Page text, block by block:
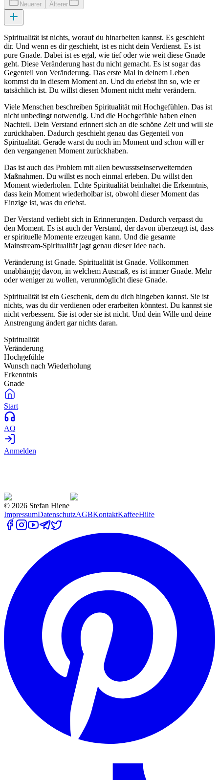
Neuerer Älterer
Spiritualität ist nichts, worauf du hinarbeiten kannst. Es geschieht
dir. Und wenn es dir geschieht, ist es nicht dein Verdienst. Es ist
pure Gnade. Dabei ist es egal, wie tief oder wie weit diese Gnade
geht. Diese Veränderung hast du nicht gemacht. Es ist sogar das
Gegenteil von Veränderung. Das erste Mal in deinem Leben
kommst du in diesem Moment an. Und du erlebst ihn so, wie er
tatsächlich ist. Du willst diesen Moment nicht mehr verändern.
Viele Menschen beschreiben Spiritualität mit Hochgefühlen. Das ist
nicht unbedingt notwendig. Und die Hochgefühle haben einen
Nachteil. Dein Verstand erinnert sich an die schöne Zeit und will sie
zurückhaben. Dadurch geschieht genau das Gegenteil von
Spiritualität. Gerade warst du noch im Moment und schon will er
den vergangenen Moment zurückhaben.
Das ist auch das Problem mit allen bewusstseinserweiternden
Maßnahmen. Du willst es noch einmal erleben. Du willst den
Moment wiederholen. Echte Spiritualität beinhaltet die Erkenntnis,
dass kein Moment wiederholbar ist, obwohl dieser Moment das
Einzige ist, was du erlebst.
Der Verstand verliebt sich in Erinnerungen. Dadurch verpasst du
den Moment. Es ist auch der Verstand, der davon überzeugt ist, dass
er spirituelle Momente erzeugen kann. Und die gesamte
Mainstream-Spiritualität jagt genau dieser Idee nach.
Veränderung ist Gnade. Spiritualität ist Gnade. Vollkommen
unabhängig davon, in welchem Ausmaß, es ist immer Gnade. Mehr
oder weniger zu wollen, verunmöglicht diese Gnade.
Spiritualität ist ein Geschenk, dem du dich hingeben kannst. Sie ist
nichts, was du dir verdienen oder erarbeiten könntest. Du kannst sie
nicht verbessern. Sie ist oder sie ist nicht. Und dein Wille und deine
Anstrengung ändert gar nichts daran.
Spiritualität
Veränderung
Hochgefühle
Wunsch nach Wiederholung
Erkenntnis
Gnade
Start
AQ
Anmelden
© 2026 Stefan Hiene
ImpressumDatenschutzAGBKontaktKaffeeHilfe